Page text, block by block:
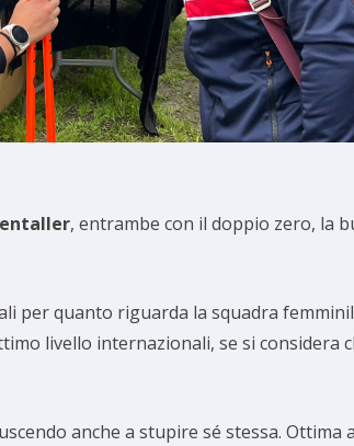
, entrambe con il doppio zero, la
per quanto riguarda la squadra
livello internazionali, se si considera
anche a stupire sé stessa. Ottima